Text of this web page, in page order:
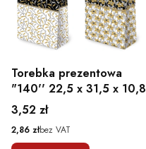
Torebka prezentowa
"140'' 22,5 x 31,5 x 10,8
Cena
3,52 zł
Cena
2,86 złbez VAT